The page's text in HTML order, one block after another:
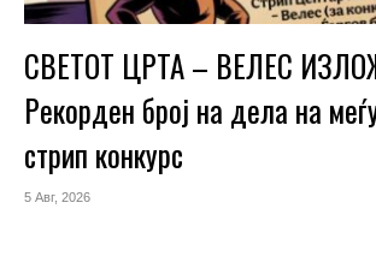
СВЕТОТ ЦРТА – ВЕЛЕС
Рекорден број на дела на
стрип конкурс
5 Авг, 2026